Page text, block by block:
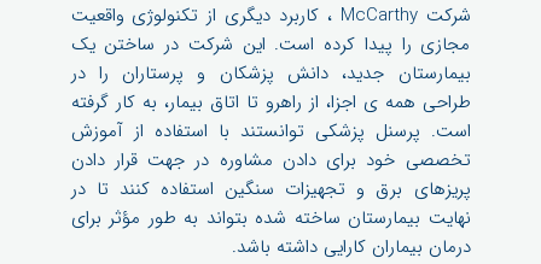
شرکت McCarthy ، کاربرد دیگری از تکنولوژی واقعیت
مجازی را پیدا کرده است. این شرکت در ساختن یک
بیمارستان جدید، دانش پزشکان و پرستاران را در
طراحی همه ی اجزا، از راهرو تا اتاق بیمار، به کار گرفته
است. پرسنل پزشکی توانستند با استفاده از آموزش
تخصصی خود برای دادن مشاوره در جهت قرار دادن
پریزهای برق و تجهیزات سنگین استفاده کنند تا در
نهایت بیمارستان ساخته شده بتواند به طور مؤثر برای
درمان بیماران کارایی داشته باشد.